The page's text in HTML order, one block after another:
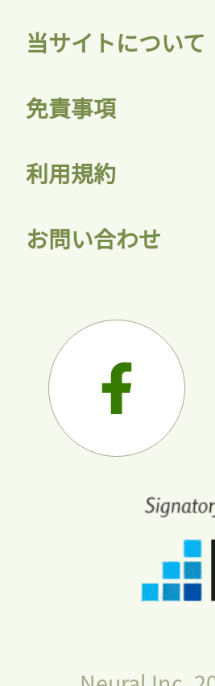
当サイトについて
免責事項
利用規約
お問い合わせ